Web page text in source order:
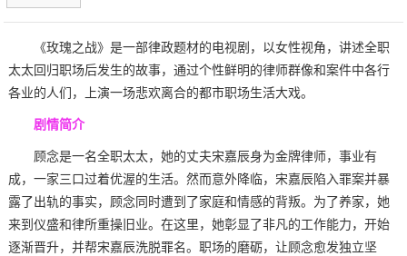
《玫瑰之战》是一部律政题材的电视剧，以女性视角，讲述全职
太太回归职场后发生的故事，通过个性鲜明的律师群像和案件中各行
各业的人们，上演一场悲欢离合的都市职场生活大戏。
剧情简介
顾念是一名全职太太，她的丈夫宋嘉辰身为金牌律师，事业有
成，一家三口过着优渥的生活。然而意外降临，宋嘉辰陷入罪案并暴
露了出轨的事实，顾念同时遭到了家庭和情感的背叛。为了养家，她
来到仪盛和律所重操旧业。在这里，她彰显了非凡的工作能力，开始
逐渐晋升，并帮宋嘉辰洗脱罪名。职场的磨砺，让顾念愈发独立坚